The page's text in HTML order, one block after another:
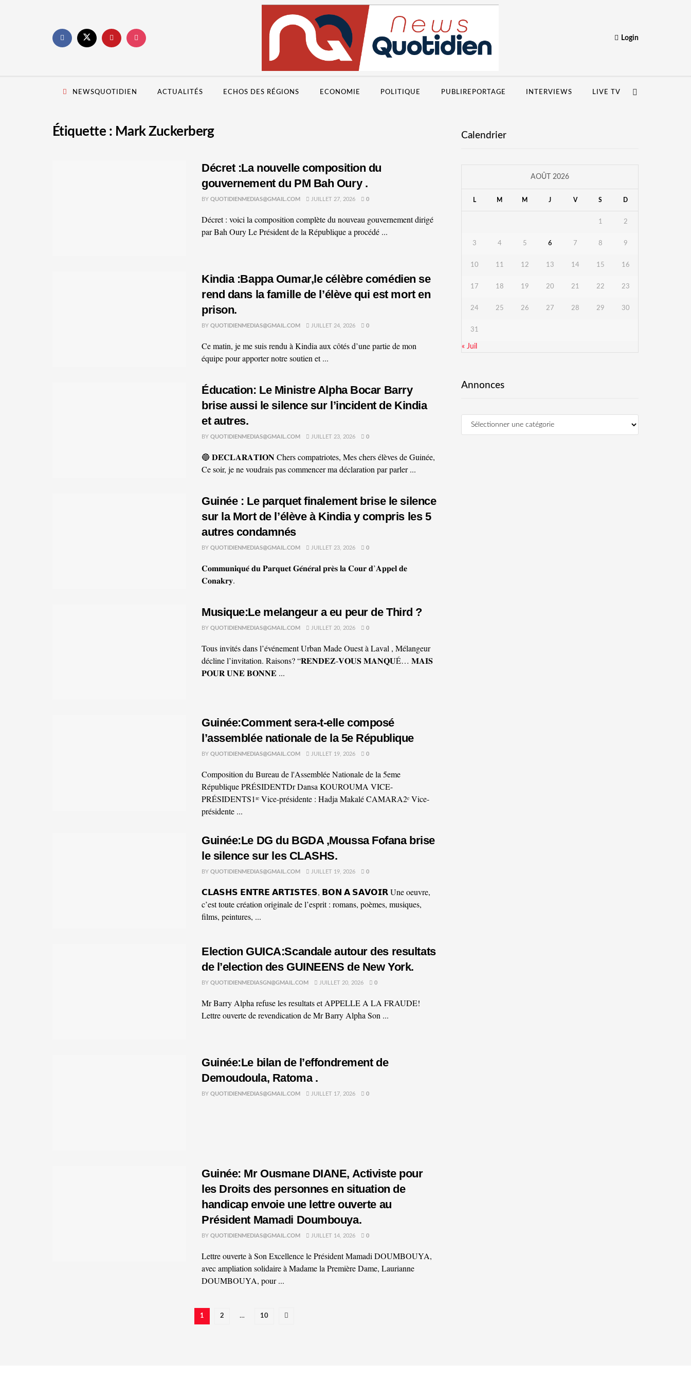
Login
NEWSQUOTIDIEN ACTUALITÉS ECHOS DES RÉGIONS ECONOMIE POLITIQUE PUBLIREPORTAGE INTERVIEWS LIVE TV
Étiquette : Mark Zuckerberg
Décret :La nouvelle composition du
gouvernement du PM Bah Oury .
BY QUOTIDIENMEDIAS@GMAIL.COM JUILLET 27, 2026 0
Décret : voici la composition complète du nouveau gouvernement dirigé
par Bah Oury Le Président de la République a procédé ...
Kindia :Bappa Oumar,le célèbre comédien se
rend dans la famille de l’élève qui est mort en
prison.
BY QUOTIDIENMEDIAS@GMAIL.COM JUILLET 24, 2026 0
Ce matin, je me suis rendu à Kindia aux côtés d’une partie de mon
équipe pour apporter notre soutien et ...
Éducation: Le Ministre Alpha Bocar Barry
brise aussi le silence sur l’incident de Kindia
et autres.
BY QUOTIDIENMEDIAS@GMAIL.COM JUILLET 23, 2026 0
🔵 𝐃𝐄́𝐂𝐋𝐀𝐑𝐀𝐓𝐈𝐎𝐍 Chers compatriotes, Mes chers élèves de Guinée,
Ce soir, je ne voudrais pas commencer ma déclaration par parler ...
Guinée : Le parquet finalement brise le silence
sur la Mort de l’élève à Kindia y compris les 5
autres condamnés
BY QUOTIDIENMEDIAS@GMAIL.COM JUILLET 23, 2026 0
𝐂𝐨𝐦𝐦𝐮𝐧𝐢𝐪𝐮𝐞́ 𝐝𝐮 𝐏𝐚𝐫𝐪𝐮𝐞𝐭 𝐆𝐞́𝐧𝐞́𝐫𝐚𝐥 𝐩𝐫𝐞̀𝐬 𝐥𝐚 𝐂𝐨𝐮𝐫 𝐝’𝐀𝐩𝐩𝐞𝐥 𝐝𝐞
𝐂𝐨𝐧𝐚𝐤𝐫𝐲.
Musique:Le melangeur a eu peur de Third ?
BY QUOTIDIENMEDIAS@GMAIL.COM JUILLET 20, 2026 0
Tous invités dans l’événement Urban Made Ouest à Laval , Mélangeur
décline l’invitation. Raisons? “𝐑𝐄𝐍𝐃𝐄𝐙-𝐕𝐎𝐔𝐒 𝐌𝐀𝐍𝐐𝐔É… 𝐌𝐀𝐈𝐒
𝐏𝐎𝐔𝐑 𝐔𝐍𝐄 𝐁𝐎𝐍𝐍𝐄 ...
Guinée:Comment sera-t-elle composé
l’assemblée nationale de la 5e République
BY QUOTIDIENMEDIAS@GMAIL.COM JUILLET 19, 2026 0
Composition du Bureau de l'Assemblée Nationale de la 5eme
République PRÉSIDENTDr Dansa KOUROUMA VICE-
PRÉSIDENTS1ʳᵉ Vice-présidente : Hadja Makalé CAMARA2ᵉ Vice-
présidente ...
Guinée:Le DG du BGDA ,Moussa Fofana brise
le silence sur les CLASHS.
BY QUOTIDIENMEDIAS@GMAIL.COM JUILLET 19, 2026 0
𝗖𝗟𝗔𝗦𝗛𝗦 𝗘𝗡𝗧𝗥𝗘 𝗔𝗥𝗧𝗜𝗦𝗧𝗘𝗦, 𝗕𝗢𝗡 𝗔 𝗦𝗔𝗩𝗢𝗜𝗥 Une oeuvre,
c’est toute création originale de l’esprit : romans, poèmes, musiques,
films, peintures, ...
Election GUICA:Scandale autour des resultats
de l’election des GUINEENS de New York.
BY QUOTIDIENMEDIASGN@GMAIL.COM JUILLET 20, 2026 0
Mr Barry Alpha refuse les resultats et APPELLE A LA FRAUDE!
Lettre ouverte de revendication de Mr Barry Alpha Son ...
Guinée:Le bilan de l’effondrement de
Demoudoula, Ratoma .
BY QUOTIDIENMEDIAS@GMAIL.COM JUILLET 17, 2026 0
Guinée: Mr Ousmane DIANE, Activiste pour
les Droits des personnes en situation de
handicap envoie une lettre ouverte au
Président Mamadi Doumbouya.
BY QUOTIDIENMEDIAS@GMAIL.COM JUILLET 14, 2026 0
Lettre ouverte à Son Excellence le Président Mamadi DOUMBOUYA,
avec ampliation solidaire à Madame la Première Dame, Laurianne
DOUMBOUYA, pour ...
1 2 … 10
Calendrier
AOÛT 2026
L M M J V S D
1 2
3 4 5 6 7 8 9
10 11 12 13 14 15 16
17 18 19 20 21 22 23
24 25 26 27 28 29 30
31
« Juil
Annonces